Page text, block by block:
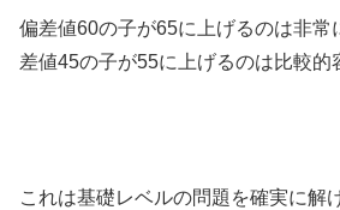
偏差値60の子が65に上げるのは非常
差値45の子が55に上げるのは比較的
これは基礎レベルの問題を確実に解